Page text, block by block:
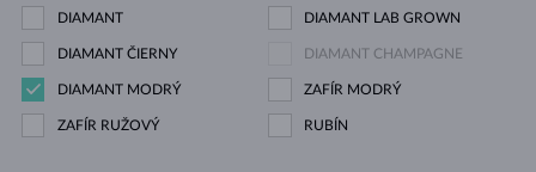
DIAMANT DIAMANT LAB GROWN
DIAMANT ČIERNY DIAMANT CHAMPAGNE
DIAMANT MODRÝ ZAFÍR MODRÝ
ZAFÍR RUŽOVÝ RUBÍN